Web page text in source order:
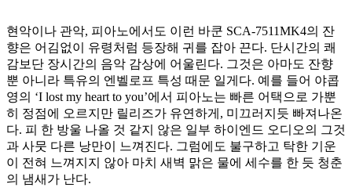
현악이나 관악, 피아노에서도 이런 바쿤 SCA-7511MK4의 잔
향은 어김없이 유령처럼 등장해 귀를 잡아 끈다. 단시간의 쾌
감보단 장시간의 음악 감상에 어울린다. 그것은 아마도 잔향
뿐 아니라 특유의 엔벨로프 특성 때문 일게다. 예를 들어 야콥
영의 ‘I lost my heart to you’에서 피아노는 빠른 어택으로 가뿐
히 정점에 오르지만 릴리즈가 유연하게, 미끄러지듯 빠져나온
다. 피 한 방울 나올 것 같지 않은 일부 하이엔드 오디오의 그것
과 사뭇 다른 낭만이 느껴진다. 그럼에도 불구하고 탁한 기운
이 전혀 느껴지지 않아 마치 새벽 맑은 물에 세수를 한 듯 청춘
의 냄새가 난다.